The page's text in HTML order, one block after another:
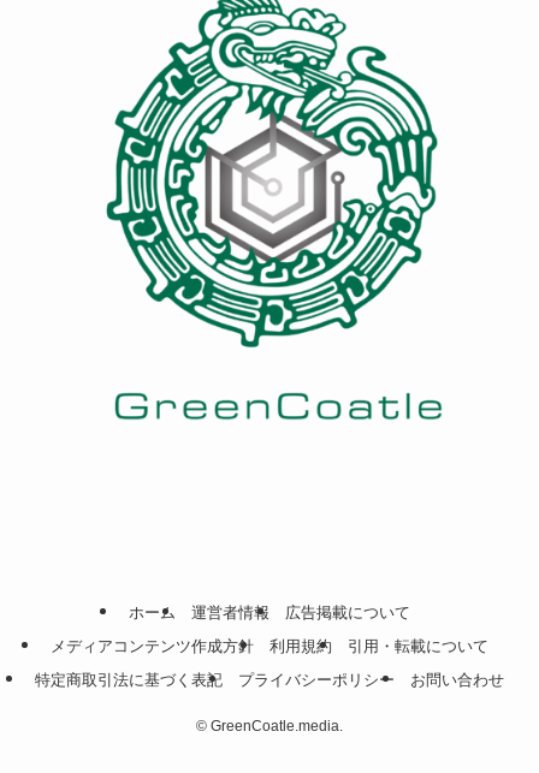
ホーム 運営者情報
広告掲載について
メディアコンテンツ作成方針
利用規約
引用・転載について
特定商取引法に基づく表記
プライバシーポリシー お問い合わせ
© GreenCoatle.media.